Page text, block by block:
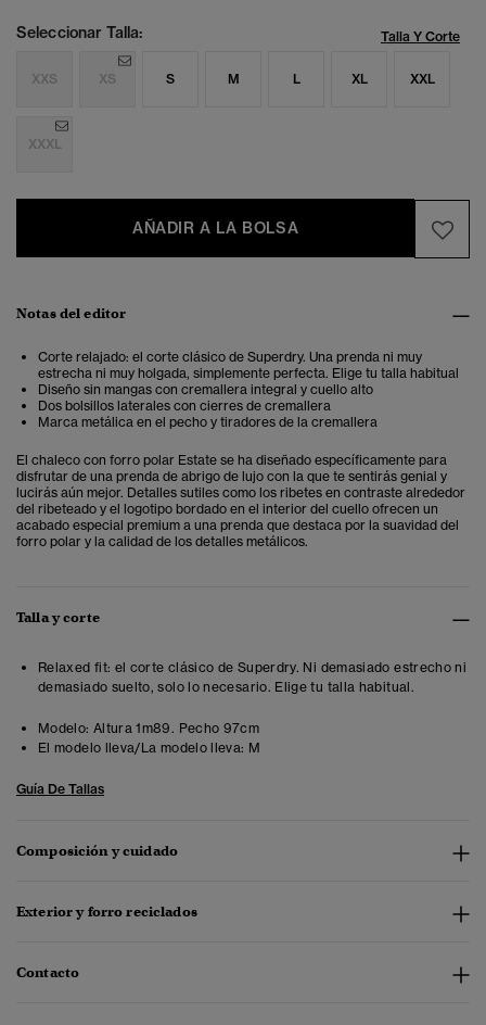
Seleccionar Talla: Talla Y Corte
XXS XS S M L XL XXL
XXXL
AÑADIR A LA BOLSA
Notas del editor
Corte relajado: el corte clásico de Superdry. Una prenda ni muy
estrecha ni muy holgada, simplemente perfecta. Elige tu talla habitual
Diseño sin mangas con cremallera integral y cuello alto
Dos bolsillos laterales con cierres de cremallera
Marca metálica en el pecho y tiradores de la cremallera
El chaleco con forro polar Estate se ha diseñado específicamente para
disfrutar de una prenda de abrigo de lujo con la que te sentirás genial y
lucirás aún mejor. Detalles sutiles como los ribetes en contraste alrededor
del ribeteado y el logotipo bordado en el interior del cuello ofrecen un
acabado especial premium a una prenda que destaca por la suavidad del
forro polar y la calidad de los detalles metálicos.
Talla y corte
Relaxed fit: el corte clásico de Superdry. Ni demasiado estrecho ni
demasiado suelto, solo lo necesario. Elige tu talla habitual.
Modelo: Altura 1m89. Pecho 97cm
El modelo lleva/La modelo lleva: M
Guía De Tallas
Composición y cuidado
Exterior y forro reciclados
Contacto